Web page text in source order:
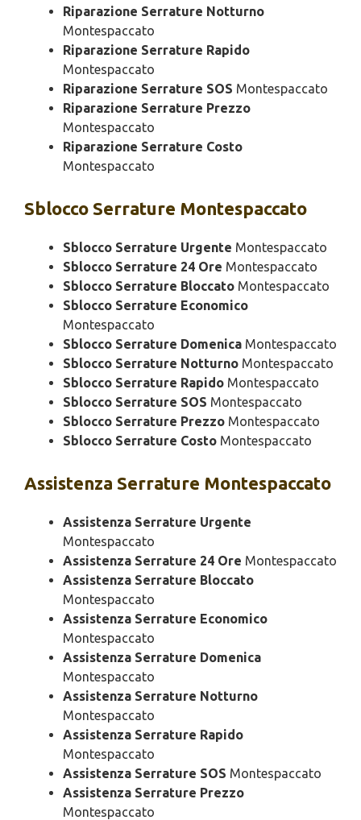
Riparazione Serrature Notturno
Montespaccato
Riparazione Serrature Rapido
Montespaccato
Riparazione Serrature SOS Montespaccato
Riparazione Serrature Prezzo
Montespaccato
Riparazione Serrature Costo
Montespaccato
Sblocco Serrature Montespaccato
Sblocco Serrature Urgente Montespaccato
Sblocco Serrature 24 Ore Montespaccato
Sblocco Serrature Bloccato Montespaccato
Sblocco Serrature Economico
Montespaccato
Sblocco Serrature Domenica Montespaccato
Sblocco Serrature Notturno Montespaccato
Sblocco Serrature Rapido Montespaccato
Sblocco Serrature SOS Montespaccato
Sblocco Serrature Prezzo Montespaccato
Sblocco Serrature Costo Montespaccato
Assistenza Serrature Montespaccato
Assistenza Serrature Urgente
Montespaccato
Assistenza Serrature 24 Ore Montespaccato
Assistenza Serrature Bloccato
Montespaccato
Assistenza Serrature Economico
Montespaccato
Assistenza Serrature Domenica
Montespaccato
Assistenza Serrature Notturno
Montespaccato
Assistenza Serrature Rapido
Montespaccato
Assistenza Serrature SOS Montespaccato
Assistenza Serrature Prezzo
Montespaccato